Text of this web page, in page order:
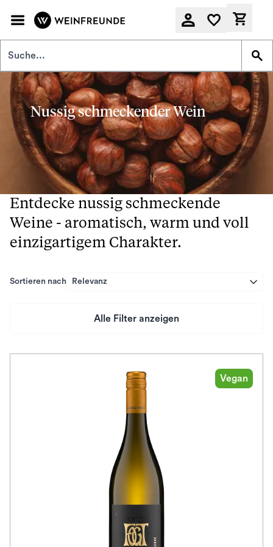
Nussig schmeckender Wein
Entdecke nussig schmeckende
Weine - aromatisch, warm und voll
einzigartigem Charakter.
Sortieren nach Relevanz
Alle Filter anzeigen
Vegan